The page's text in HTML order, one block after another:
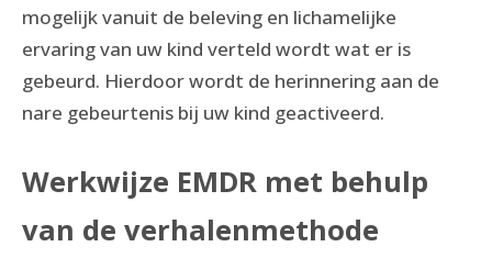
mogelijk vanuit de beleving en lichamelijke
ervaring van uw kind verteld wordt wat er is
gebeurd. Hierdoor wordt de herinnering aan de
nare gebeurtenis bij uw kind geactiveerd.
Werkwijze EMDR met behulp
van de verhalenmethode